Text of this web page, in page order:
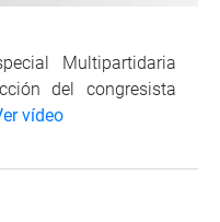
Multipartidaria
del congresista
vídeo